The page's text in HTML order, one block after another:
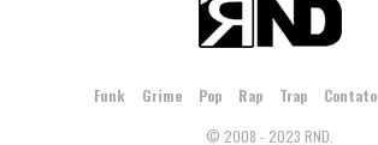
Funk Grime Pop Rap Trap Contato
© 2008 - 2023 RND.